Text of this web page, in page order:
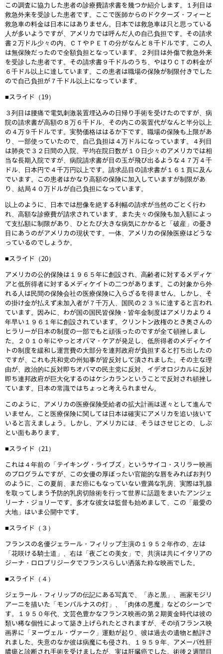
この調査に協力した患者の診療費請求書を幾つか紹介します。１列目は
救急外来を受診した患者です。ここで医師からのドクターズ・フィーと
救急車の料金は日本にはありません。日本では救急車は只と思っている
人が多いようですが、アメリカでは呼んだ人の自己負担です。その請求
書２万ドル少々の内、ＣＴやＰＥＴの分がなんと８千ドルです。この人
は無保険だったので全額負担となっています。２列目は外傷で救急外来
を受診した患者です。その請求書９千ドルのうち、やはりＣＴの料金が
６千ドル以上に達しています。この患者は職場の保険が制限付きでした
ので自己負担が７千ドル以上になっています。
■スライド（19）
３列目は腰痛で電気刺激装置埋込みの日帰り手術を受けたのですが、病
院の請求書が高額の８万６千ドル、その内この装置代がなんと半分以上
の４万９千ドルです。実勢価格ははるか下です。職場の保険も上限があ
り、一部使っていたので、自己負担は４万ドルになっています。４列目
は肺炎で３２日間の入院、平均在院日数が１０日少々のアメリカでは相
当な長期入院ですが、病院請求書が目の玉が飛び出るような４７万４千
ドル、日本円で４千万円以上です。請求品目の請求書が１６１頁に及ん
でいます。この患者はかなり高額の保険に加入していますが制限があ
り、結局４０万ドルが自己負担になっています。
以上のように、日本では想像を絶する利幅の請求が当然のごとく行わ
れ、高額な診療費が請求されています。また夫々の保険も加入額によっ
て支払額に制限があり、ひとたび大きな病気にかかると「破産」の憂き
目にあうのがアメリカの現状です。一体、アメリカの保険医療はどうな
っているのでしょうか。
■スライド（20）
アメリカの公的保険は１９６５年に創設され、高齢者に対するメディケ
アと低所得者に対するメディケイトの二つがあります。この対象から外
れる人は民間の保険会社の医療保険に入らざるを得ません。しかし、そ
の掛け金が払えず未加入者が７千万人、国民の２３％に達すると言われ
ています。因みに、わが国の国民皆保険・皆年金制度はアメリカより４
年早い１９６１年に創設されています。クリントン政権のとき奥さんの
ヒラリーが日本の制度の一部でもと頑張ったのですが全て頓挫しまし
た。２０１０年にやっとオバマ・ケアが発足し、低所得者のメディケイ
トの制度を緩和し運営費の大部分を連邦政府が負担すると打ち出したの
ですが、これも共和党の州知事が皆反対して潰されました。その主な理
由が、政治的に反対即ちオバマの民主党に反対、イデオロジカルに反対
即ち連邦政府が巨大化するのはケシカランということで反対され頓挫し
ています。日本の常識ではちょっと考えられません。
このように、アメリカの医療保険受給者の拡大計画は遅々として進んで
いません。こと医療保険に関しては日本は確実にアメリカを追い抜いて
いると言えましょう。しかし、アメリカには、そうはさせじとの、しぶ
とい面もあります。
■スライド（21）
これは４年前の「テイキング・ライブズ」というサイコ・スリラー映画
のプログラムですが、この女優の厚ぼったい官能的な唇をみればお判り
のように、この夏前、まだ癌にもなっていない豊満な乳房、実際は乳腺
を取ってしまう予防的乳房切除術を行って世界に話題をまいたアンジェ
リーナ・ジョリーです。多才な彼女は監督も始めまして、この「最愛の
大地」はいま公開中です。
■スライド（３）
フランスの名優ジェラール・フィリップ主演の１９５２年作の、左は
「花咲ける騎士道」、右は「夜ごとの美女」で、共演は共にイタリアの
ジーナ・ロロブリジータでフランスらしい洒落た粋な映画でした。
■スライド（４）
ジェラール・フィリップの伝記にある写真で、「赤と黒」、画家モジリ
アーニを描いた「モンパルナスの灯」、「肉体の悪魔」などのシーンで
す。１９５０年代、文芸色豊かなフランス映画の第２期黄金時代は彼の
類い稀な個性によって築き上げられたとされますが、その頃フランス映
画界に「ヌーヴェル・ヴァーク」運動が起り、彼は過去の遺物と酷評さ
れました。失意のなか彼は病魔にも侵され、１９５９年、アメーバ性肝
膿瘍と診断され手術を受けましたが、実は肝臓癌でした。術後２週間目